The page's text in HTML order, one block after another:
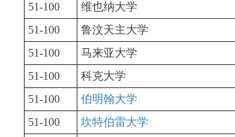
51-100
维也纳大学
51-100
鲁汶天主大学
51-100
马来亚大学
51-100
科克大学
51-100
伯明翰大学
51-100
坎特伯雷大学